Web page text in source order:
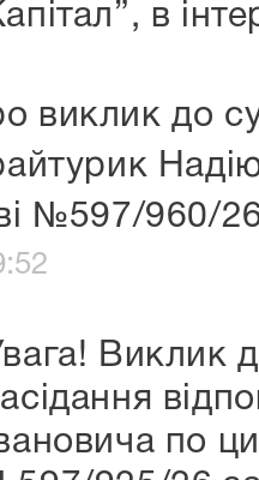
в
виклик до
№597/960/
Виклик
по